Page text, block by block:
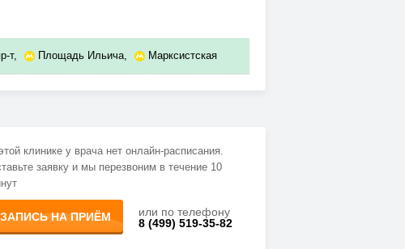
т, Площадь Ильича, Марксистская
клинике у врача нет онлайн-расписания.
заявку и мы перезвоним в течение 10
ЗАПИСЬ НА ПРИЁМ
или по телефону
8 (499) 519-35-82